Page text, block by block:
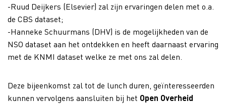
-Ruud Deijkers (Elsevier) zal zijn ervaringen delen met o.a.
de CBS dataset;
-Hanneke Schuurmans (DHV) is de mogelijkheden van de
NSO dataset aan het ontdekken en heeft daarnaast ervaring
met de KNMI dataset welke ze met ons zal delen.
Deze bijeenkomst zal tot de lunch duren, geïnteresseerden
kunnen vervolgens aansluiten bij het Open Overheid